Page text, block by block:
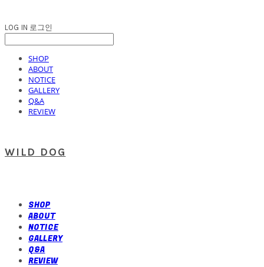
LOG IN 로그인
SHOP
ABOUT
NOTICE
GALLERY
Q&A
REVIEW
WILD DOG
SHOP
ABOUT
NOTICE
GALLERY
Q&A
REVIEW